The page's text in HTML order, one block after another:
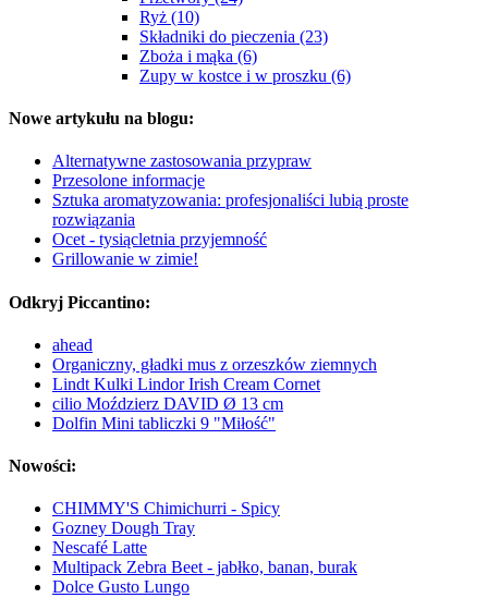
Ryż (10)
Składniki do pieczenia (23)
Zboża i mąka (6)
Zupy w kostce i w proszku (6)
Nowe artykułu na blogu:
Alternatywne zastosowania przypraw
Przesolone informacje
Sztuka aromatyzowania: profesjonaliści lubią proste
rozwiązania
Ocet - tysiącletnia przyjemność
Grillowanie w zimie!
Odkryj Piccantino:
ahead
Organiczny, gładki mus z orzeszków ziemnych
Lindt Kulki Lindor Irish Cream Cornet
cilio Moździerz DAVID Ø 13 cm
Dolfin Mini tabliczki 9 "Miłość"
Nowości:
CHIMMY'S Chimichurri - Spicy
Gozney Dough Tray
Nescafé Latte
Multipack Zebra Beet - jabłko, banan, burak
Dolce Gusto Lungo